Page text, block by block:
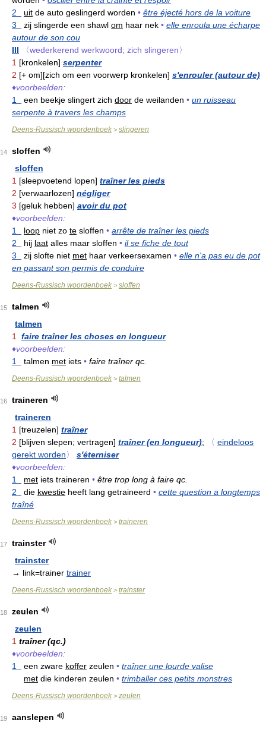
2
uit de auto geslingerd worden • être éjecté hors de la voiture
3
zij slingerde een shawl om haar nek • elle enroula une écharpe
autour de son cou
III
〈wederkerend werkwoord; zich slingeren〉
1 [kronkelen] serpenter
2 [+ om][zich om een voorwerp kronkelen] s'enrouler (autour de)
♦voorbeelden:
1
een beekje slingert zich door de weilanden • un ruisseau
serpente à travers les champs
Deens-Russisch woordenboek > slingeren
14
sloffen
sloffen
1 [sleepvoetend lopen] traîner les pieds
2 [verwaarlozen] négliger
3 [geluk hebben] avoir du pot
♦voorbeelden:
1
loop niet zo te sloffen • arrête de traîner les pieds
2
hij laat alles maar sloffen • il se fiche de tout
3
zij slofte niet met haar verkeersexamen • elle n'a pas eu de pot
en passant son permis de conduire
Deens-Russisch woordenboek > sloffen
15
talmen
talmen
1
faire traîner les choses en longueur
♦voorbeelden:
1
talmen met iets • faire traîner qc.
Deens-Russisch woordenboek > talmen
16
traineren
traineren
1 [treuzelen] traîner
2 [blijven slepen; vertragen] traîner (en longueur); 〈 eindeloos
gerekt worden〉
s'éterniser
♦voorbeelden:
1
met iets traineren • être trop long à faire qc.
2
die kwestie heeft lang getraineerd • cette question a longtemps
traîné
Deens-Russisch woordenboek > traineren
17
trainster
trainster
→ link=trainer trainer
Deens-Russisch woordenboek > trainster
18
zeulen
zeulen
1 traîner (qc.)
♦voorbeelden:
1
een zware koffer zeulen • traîner une lourde valise
met die kinderen zeulen • trimballer ces petits monstres
Deens-Russisch woordenboek > zeulen
19
aanslepen